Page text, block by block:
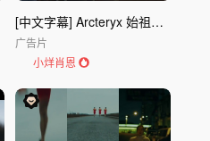
[中文字幕] Arcteryx 始祖鸟｜看见那些花了吗？
广告片
小烊肖恩